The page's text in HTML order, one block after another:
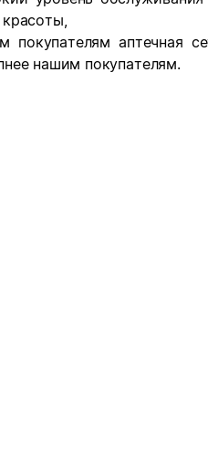
покупателям аптечная
нашим покупателям.